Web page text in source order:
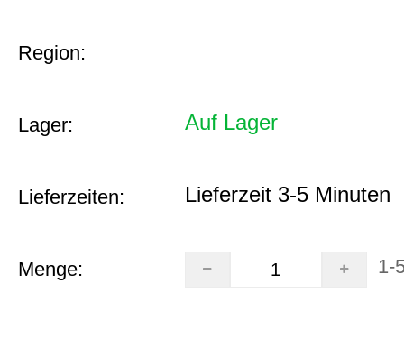
Region:
Lager: Auf Lager
Lieferzeiten: Lieferzeit 3-5 Minuten
Menge: 1-